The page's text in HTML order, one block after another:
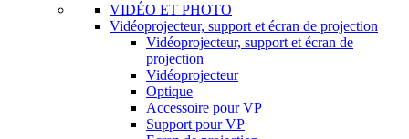
VIDÉO ET PHOTO
Vidéoprojecteur, support et écran de projection
Vidéoprojecteur, support et écran de
projection
Vidéoprojecteur
Optique
Accessoire pour VP
Support pour VP